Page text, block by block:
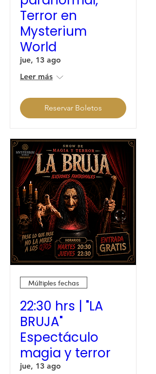
Terror en
Mysterium
World
jue, 13 ago
Leer más
Reservar Boletos
Múltiples fechas
22:30 hrs | "LA
BRUJA"
Espectáculo
magia y terror
jue, 13 ago